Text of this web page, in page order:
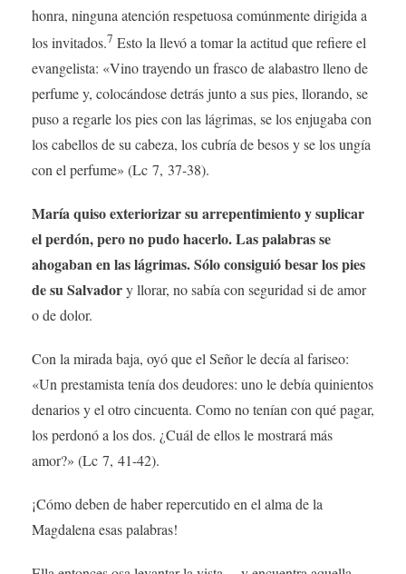
honra, ninguna atención respetuosa comúnmente dirigida a
los invitados.7 Esto la llevó a tomar la actitud que refiere el
evangelista: «Vino trayendo un frasco de alabastro lleno de
perfume y, colocándose detrás junto a sus pies, llorando, se
puso a regarle los pies con las lágrimas, se los enjugaba con
los cabellos de su cabeza, los cubría de besos y se los ungía
con el perfume» (Lc 7, 37-38).
María quiso exteriorizar su arrepentimiento y suplicar
el perdón, pero no pudo hacerlo. Las palabras se
ahogaban en las lágrimas. Sólo consiguió besar los pies
de su Salvadory llorar, no sabía con seguridad si de amor
o de dolor.
Con la mirada baja, oyó que el Señor le decía al fariseo:
«Un prestamista tenía dos deudores: uno le debía quinientos
denarios y el otro cincuenta. Como no tenían con qué pagar,
los perdonó a los dos. ¿Cuál de ellos le mostrará más
amor?» (Lc 7, 41-42).
¡Cómo deben de haber repercutido en el alma de la
Magdalena esas palabras!